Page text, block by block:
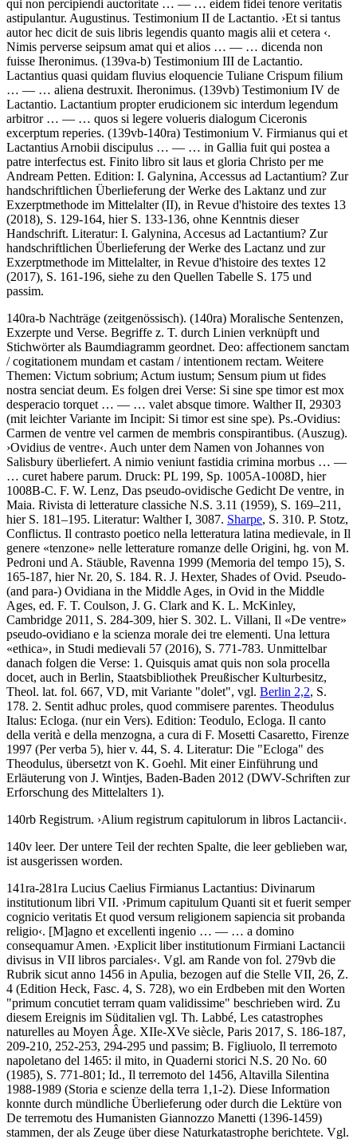
qui non percipiendi auctoritate … — … eidem fidei tenore veritatis
astipulantur. Augustinus. Testimonium II de Lactantio. ›Et si tantus
autor hec dicit de suis libris legendis quanto magis alii et cetera ‹.
Nimis perverse seipsum amat qui et alios … — … dicenda non
fuisse Iheronimus. (139va-b) Testimonium III de Lactantio.
Lactantius quasi quidam fluvius eloquencie Tuliane Crispum filium
… — … aliena destruxit. Iheronimus. (139vb) Testimonium IV de
Lactantio. Lactantium propter erudicionem sic interdum legendum
arbitror… — … quos si legere volueris dialogum Ciceronis
excerptum reperies. (139vb-140ra) Testimonium V. Firmianus qui et
Lactantius Arnobii discipulus … — … in Gallia fuit qui postea a
patre interfectus est. Finito libro sit laus et gloria Christo per me
Andream Petten. Edition: I. Galynina, Accessus ad Lactantium? Zur
handschriftlichen Überlieferung der Werke des Laktanz und zur
Exzerptmethode im Mittelalter (II), in Revue d'histoire des textes 13
(2018), S. 129-164, hier S. 133-136, ohne Kenntnis dieser
Handschrift. Literatur: I. Galynina, Accesus ad Lactantium? Zur
handschriftlichen Überlieferung der Werke des Lactanz und zur
Exzerptmethode im Mittelalter, in Revue d'histoire des textes 12
(2017), S. 161-196, siehe zu den Quellen Tabelle S. 175 und
passim.
140ra-b Nachträge (zeitgenössisch). (140ra) Moralische Sentenzen,
Exzerpte und Verse. Begriffe z. T. durch Linien verknüpft und
Stichwörter als Baumdiagramm geordnet. Deo: affectionem sanctam
/ cogitationem mundam et castam / intentionem rectam. Weitere
Themen: Victum sobrium; Actum iustum; Sensum pium ut fides
nostra senciat deum. Es folgen drei Verse: Si sine spe timor est mox
desperacio torquet … — … valet absque timore. WaltherII, 29303
(mit leichter Variante im Incipit: Si timor est sine spe). Ps.-Ovidius:
Carmen de ventre vel carmen de membris conspirantibus. (Auszug).
›Ovidius de ventre‹. Auch unter dem Namen von Johannes von
Salisbury überliefert. A nimio veniunt fastidia crimina morbus … —
… curet habere parum. Druck: PL 199, Sp. 1005A-1008D, hier
1008B-C. F. W. Lenz, Das pseudo-ovidische Gedicht De ventre, in
Maia. Rivista di letterature classiche N.S. 3.11 (1959), S. 169–211,
hier S. 181–195. Literatur: WaltherI, 3087. Sharpe, S. 310. P. Stotz,
Conflictus. Il contrasto poetico nella letteratura latina medievale, in Il
genere «tenzone» nelle letterature romanze delle Origini, hg. von M.
Pedroni und A. Stäuble, Ravenna 1999 (Memoria del tempo 15), S.
165-187, hier Nr. 20, S. 184. R. J. Hexter, Shades of Ovid. Pseudo-
(and para-) Ovidiana in the Middle Ages, in Ovid in the Middle
Ages, ed. F. T. Coulson, J. G. Clark and K. L. McKinley,
Cambridge 2011, S. 284-309, hier S. 302. L. Villani, Il «De ventre»
pseudo-ovidiano e la scienza morale dei tre elementi. Una lettura
«ethica», in Studi medievali 57 (2016), S. 771-783. Unmittelbar
danach folgen die Verse: 1. Quisquis amat quis non sola procella
docet, auch in Berlin, Staatsbibliothek Preußischer Kulturbesitz,
Theol. lat. fol. 667, VD, mit Variante "dolet", vgl. Berlin 2,2, S.
178. 2. Sentit adhuc proles, quod commisere parentes. Theodulus
Italus: Ecloga. (nur ein Vers). Edition: Teodulo, Ecloga. Il canto
della verità e della menzogna, a cura di F. Mosetti Casaretto, Firenze
1997 (Per verba 5), hier v. 44, S. 4. Literatur: Die "Ecloga" des
Theodulus, übersetzt von K. Goehl. Mit einer Einführung und
Erläuterung von J. Wintjes, Baden-Baden 2012 (DWV-Schriften zur
Erforschung des Mittelalters 1).
140rb Registrum. ›Alium registrum capitulorum in libros Lactancii‹.
140v leer. Der untere Teil der rechten Spalte, die leer geblieben war,
ist ausgerissen worden.
141ra-281ra Lucius Caelius Firmianus Lactantius: Divinarum
institutionum libri VII. ›Primum capitulum Quanti sit et fuerit semper
cognicio veritatis Et quod versum religionem sapiencia sit probanda
religio‹. [M]agno et excellenti ingenio … — … a domino
consequamur Amen. ›Explicit liber institutionum Firmiani Lactancii
divisus in VII libros parciales‹. Vgl. am Rande von fol. 279vb die
Rubrik sicut anno 1456 in Apulia, bezogen auf die Stelle VII, 26, Z.
4 (Edition Heck, Fasc. 4, S. 728), wo ein Erdbeben mit den Worten
"primum concutiet terram quam validissime" beschrieben wird. Zu
diesem Ereignis im Süditalien vgl. Th. Labbé, Les catastrophes
naturelles au Moyen Âge. XIIe-XVe siècle, Paris 2017, S. 186-187,
209-210, 252-253, 294-295 und passim; B. Figliuolo, Il terremoto
napoletano del 1465: il mito, in Quaderni storici N.S. 20 No. 60
(1985), S. 771-801; Id., Il terremoto del 1456, Altavilla Silentina
1988-1989 (Storia e scienze della terra 1,1-2). Diese Information
konnte durch mündliche Überlieferung oder durch die Lektüre von
De terremotu des Humanisten Giannozzo Manetti (1396-1459)
stammen, der als Zeuge über diese Naturkatastrophe berichtete. Vgl.